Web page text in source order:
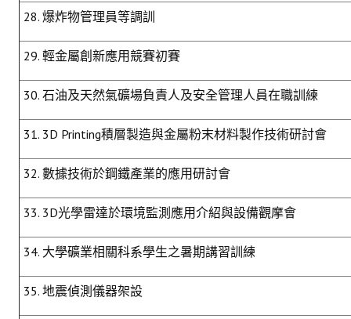
28. 爆炸物管理員等調訓
29. 輕金屬創新應用競賽初賽
30. 石油及天然氣礦場負責人及安全管理人員在職訓練
31. 3D Printing積層製造與金屬粉末材料製作技術研討會
32. 數據技術於鋼鐵產業的應用研討會
33. 3D光學雷達於環境監測應用介紹與設備觀摩會
34. 大學礦業相關科系學生之暑期講習訓練
35. 地震偵測儀器架設